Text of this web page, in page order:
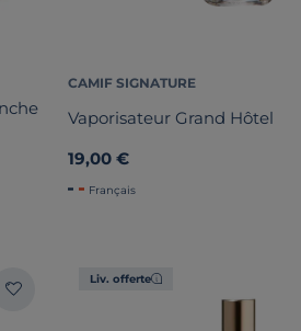
CAMIF SIGNATURE
Vaporisateur Grand Hôtel
19,00 €
Français
Liv. offerte